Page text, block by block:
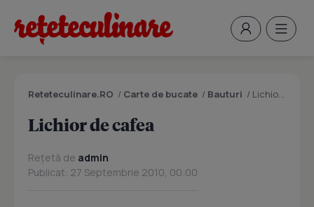
Reteteculinare.RO / Carte de bucate / Bauturi / Lichior de cafea
Lichior de cafea
Rețetă de admin
Publicat: 27 Septembrie 2010, 00:00